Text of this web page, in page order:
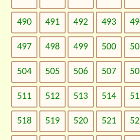
490 491 492 493
497 498 499 500
504 505 506 507
511 512 513 514
518 519 520 521